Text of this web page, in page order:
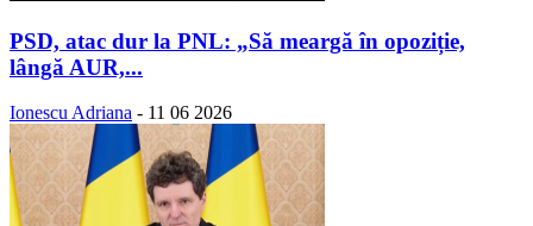
PSD, atac dur la PNL: „Să meargă în opoziție,
lângă AUR,...
Ionescu Adriana - 11 06 2026